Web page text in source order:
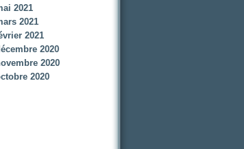
2021
2021
2021
2020
2020
2020